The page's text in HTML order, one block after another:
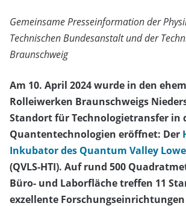
Gemeinsame Presseinformation der
Technischen Bundesanstalt und der
Braunschweig
Am 10. April 2024 wurde in den
Rolleiwerken Braunschweigs
Standort für Technologietransfer in
Quantentechnologien eröffnet: Der
Inkubator des Quantum Valley
(QVLS-HTI). Auf rund 500
Büro- und Laborfläche treffen 11
exzellente